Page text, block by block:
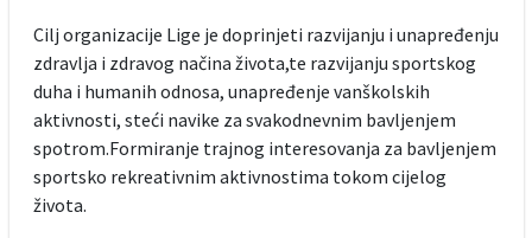
Cilj organizacije Lige je doprinjeti razvijanju i unapređenju
zdravlja i zdravog načina života,te razvijanju sportskog
duha i humanih odnosa, unapređenje vanškolskih
aktivnosti, steći navike za svakodnevnim bavljenjem
spotrom.Formiranje trajnog interesovanja za bavljenjem
sportsko rekreativnim aktivnostima tokom cijelog
života.